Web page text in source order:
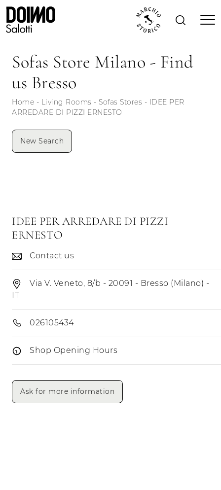
Sofas Store Milano - Find
us Bresso
Home - Living Rooms - Sofas Stores - IDEE PER
ARREDARE DI PIZZI ERNESTO
New Search
IDEE PER ARREDARE DI PIZZI
ERNESTO
Contact us
Via V. Veneto, 8/b - 20091 - Bresso (Milano) -
IT
026105434
Shop Opening Hours
Monday
Ask for more information